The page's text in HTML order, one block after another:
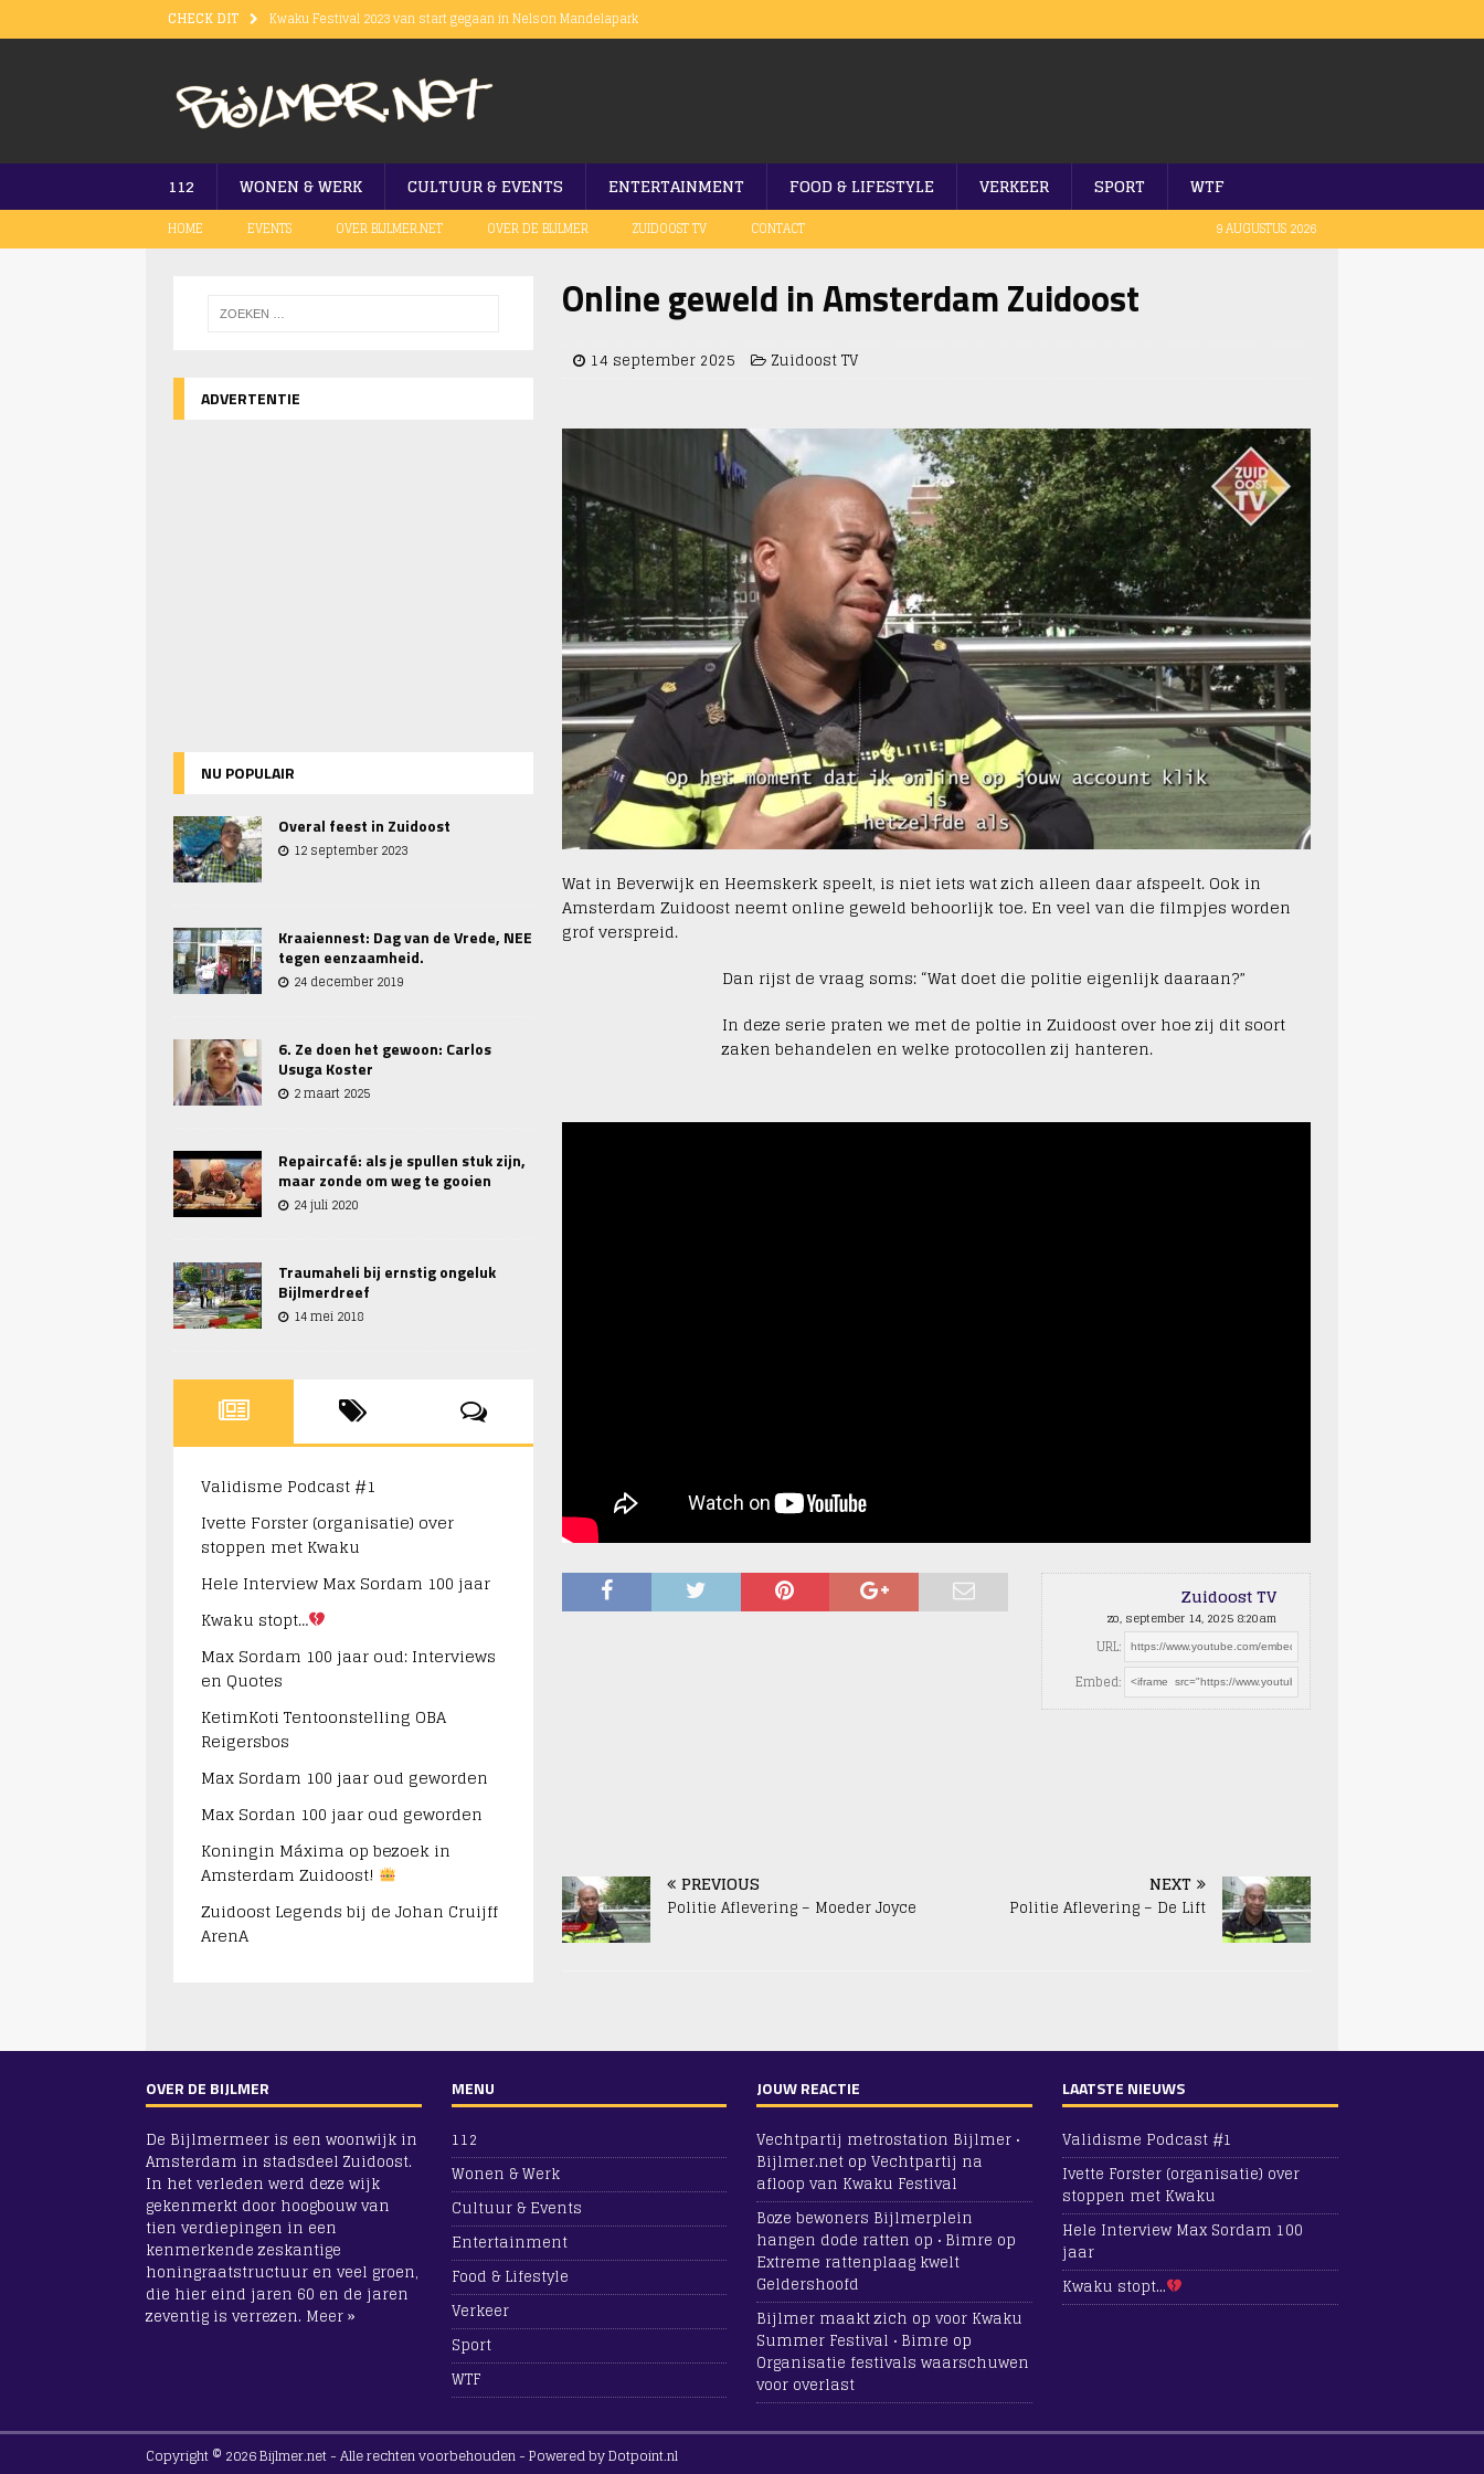
CHECK DIT
Kwaku Festival 2023 van start gegaan in Nelson Mandelapark
Omgeving Kwaku Summer Festival weer afgesloten
Vuurwapen gevonden bij bezoeker Kwaku Festival
112 WONEN & WERK CULTUUR & EVENTS ENTERTAINMENT FOOD & LIFESTYLE VERKEER SPORT WTF
HOME EVENTS OVER BIJLMER.NET OVER DE BIJLMER ZUIDOOST TV CONTACT 9 AUGUSTUS 2026
Online geweld in Amsterdam Zuidoost
14 september 2025 Zuidoost TV
Wat in Beverwijk en Heemskerk speelt, is niet iets wat zich alleen daar afspeelt. Ook in
Amsterdam Zuidoost neemt online geweld behoorlijk toe. En veel van die filmpjes worden
grof verspreid.
Dan rijst de vraag soms: “Wat doet die politie eigenlijk daaraan?”
In deze serie praten we met de poltie in Zuidoost over hoe zij dit soort
zaken behandelen en welke protocollen zij hanteren.
Zuidoost TV
zo, september 14, 2025 8:20am
URL:
Embed:
PREVIOUS
Politie Aflevering – Moeder Joyce
NEXT
Politie Aflevering – De Lift
ADVERTENTIE
NU POPULAIR
Overal feest in Zuidoost
12 september 2023
Kraaiennest: Dag van de Vrede, NEE
tegen eenzaamheid.
24 december 2019
6. Ze doen het gewoon: Carlos
Usuga Koster
2 maart 2025
Repaircafé: als je spullen stuk zijn,
maar zonde om weg te gooien
24 juli 2020
Traumaheli bij ernstig ongeluk
Bijlmerdreef
14 mei 2018
Validisme Podcast #1
Ivette Forster (organisatie) over
stoppen met Kwaku
Hele Interview Max Sordam 100 jaar
Kwaku stopt…
Max Sordam 100 jaar oud: Interviews
en Quotes
KetimKoti Tentoonstelling OBA
Reigersbos
Max Sordam 100 jaar oud geworden
Max Sordan 100 jaar oud geworden
Koningin Máxima op bezoek in
Amsterdam Zuidoost!
Zuidoost Legends bij de Johan Cruijff
ArenA
OVER DE BIJLMER
De Bijlmermeer is een woonwijk in
Amsterdam in stadsdeel Zuidoost.
In het verleden werd deze wijk
gekenmerkt door hoogbouw van
tien verdiepingen in een
kenmerkende zeskantige
honingraatstructuur en veel groen,
die hier eind jaren 60 en de jaren
zeventig is verrezen. Meer »
MENU
112
Wonen & Werk
Cultuur & Events
Entertainment
Food & Lifestyle
Verkeer
Sport
WTF
JOUW REACTIE
Vechtpartij metrostation Bijlmer •
Bijlmer.net opVechtpartij na
afloop van Kwaku Festival
Boze bewoners Bijlmerplein
hangen dode ratten op • Bimre op
Extreme rattenplaag kwelt
Geldershoofd
Bijlmer maakt zich op voor Kwaku
Summer Festival • Bimre op
Organisatie festivals waarschuwen
voor overlast
LAATSTE NIEUWS
Validisme Podcast #1
Ivette Forster (organisatie) over
stoppen met Kwaku
Hele Interview Max Sordam 100
jaar
Kwaku stopt…
Copyright © 2026 Bijlmer.net - Alle rechten voorbehouden - Powered by Dotpoint.nl